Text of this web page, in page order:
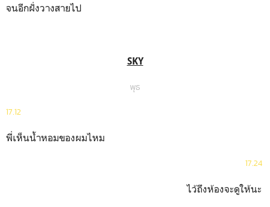
จนอีกฝั่งวางสายไป
SKY
พุธ
17.12
พี่เห็นน้ำหอมของผมไหม
17.24
ไว้ถึงห้องจะดูให้นะ